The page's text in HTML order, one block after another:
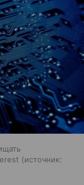
источник: